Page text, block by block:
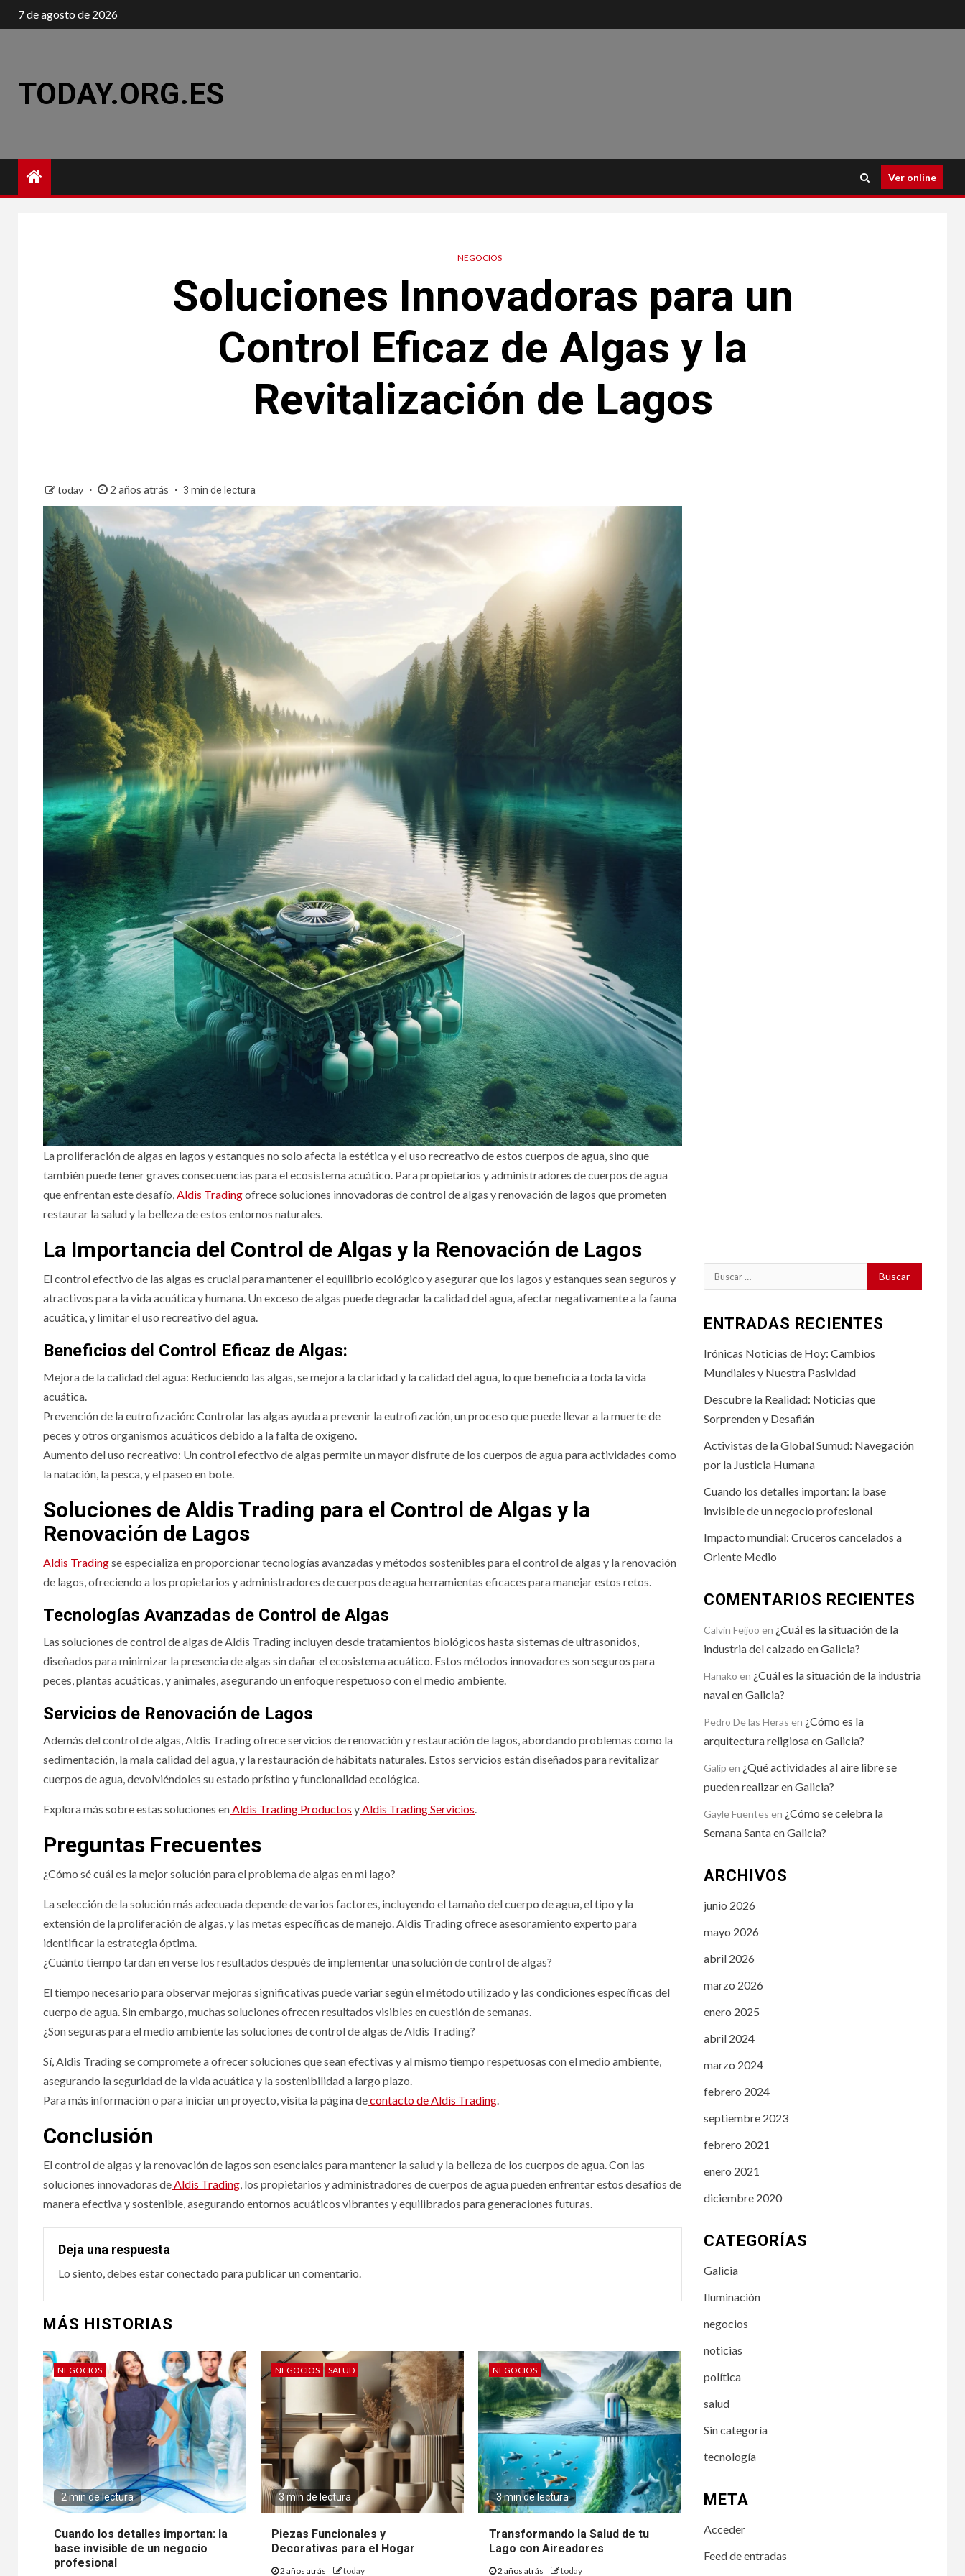
Saltar
al
7 de agosto de 2026
TODAY.ORG.ES
Ver online
NEGOCIOS
Soluciones Innovadoras para un
Control Eficaz de Algas y la
Revitalización de Lagos
today 2 años atrás 3 min de lectura
La proliferación de algas en lagos y estanques no solo afecta la estética y el uso recreativo de estos cuerpos de agua, sino que
también puede tener graves consecuencias para el ecosistema acuático. Para propietarios y administradores de cuerpos de agua
que enfrentan este desafío, Aldis Tradingofrece soluciones innovadoras de control de algas y renovación de lagos que prometen
restaurar la salud y la belleza de estos entornos naturales.
La Importancia del Control de Algas y la Renovación de Lagos
El control efectivo de las algas es crucial para mantener el equilibrio ecológico y asegurar que los lagos y estanques sean seguros y
atractivos para la vida acuática y humana. Un exceso de algas puede degradar la calidad del agua, afectar negativamente a la fauna
acuática, y limitar el uso recreativo del agua.
Beneficios del Control Eficaz de Algas:
Mejora de la calidad del agua: Reduciendo las algas, se mejora la claridad y la calidad del agua, lo que beneficia a toda la vida
acuática.
Prevención de la eutrofización: Controlar las algas ayuda a prevenir la eutrofización, un proceso que puede llevar a la muerte de
peces y otros organismos acuáticos debido a la falta de oxígeno.
Aumento del uso recreativo: Un control efectivo de algas permite un mayor disfrute de los cuerpos de agua para actividades como
la natación, la pesca, y el paseo en bote.
Soluciones de Aldis Trading para el Control de Algas y la
Renovación de Lagos
Aldis Tradingse especializa en proporcionar tecnologías avanzadas y métodos sostenibles para el control de algas y la renovación
de lagos, ofreciendo a los propietarios y administradores de cuerpos de agua herramientas eficaces para manejar estos retos.
Tecnologías Avanzadas de Control de Algas
Las soluciones de control de algas de Aldis Trading incluyen desde tratamientos biológicos hasta sistemas de ultrasonidos,
diseñados para minimizar la presencia de algas sin dañar el ecosistema acuático. Estos métodos innovadores son seguros para
peces, plantas acuáticas, y animales, asegurando un enfoque respetuoso con el medio ambiente.
Servicios de Renovación de Lagos
Además del control de algas, Aldis Trading ofrece servicios de renovación y restauración de lagos, abordando problemas como la
sedimentación, la mala calidad del agua, y la restauración de hábitats naturales. Estos servicios están diseñados para revitalizar
cuerpos de agua, devolviéndoles su estado prístino y funcionalidad ecológica.
Explora más sobre estas soluciones en Aldis Trading Productos y Aldis Trading Servicios
Preguntas Frecuentes
¿Cómo sé cuál es la mejor solución para el problema de algas en mi lago?
La selección de la solución más adecuada depende de varios factores, incluyendo el tamaño del cuerpo de agua, el tipo y la
extensión de la proliferación de algas, y las metas específicas de manejo. Aldis Trading ofrece asesoramiento experto para
identificar la estrategia óptima.
¿Cuánto tiempo tardan en verse los resultados después de implementar una solución de control de algas?
El tiempo necesario para observar mejoras significativas puede variar según el método utilizado y las condiciones específicas del
cuerpo de agua. Sin embargo, muchas soluciones ofrecen resultados visibles en cuestión de semanas.
¿Son seguras para el medio ambiente las soluciones de control de algas de Aldis Trading?
Sí, Aldis Trading se compromete a ofrecer soluciones que sean efectivas y al mismo tiempo respetuosas con el medio ambiente,
asegurando la seguridad de la vida acuática y la sostenibilidad a largo plazo.
Para más información o para iniciar un proyecto, visita la página decontacto de Aldis Trading
Conclusión
El control de algas y la renovación de lagos son esenciales para mantener la salud y la belleza de los cuerpos de agua. Con las
soluciones innovadoras de Aldis Trading , los propietarios y administradores de cuerpos de agua pueden enfrentar estos desafíos de
manera efectiva y sostenible, asegurando entornos acuáticos vibrantes y equilibrados para generaciones futuras.
Deja una respuesta
Lo siento, debes estarconectado para publicar un comentario.
MÁS HISTORIAS
NEGOCIOS
2 min de lectura
Cuando los detalles importan: la
base invisible de un negocio
profesional
NEGOCIOS SALUD
3 min de lectura
Piezas Funcionales y
Decorativas para el Hogar
2 años atrás today
NEGOCIOS
3 min de lectura
Transformando la Salud de tu
Lago con Aireadores
2 años atrás today
Buscar:
ENTRADAS RECIENTES
Irónicas Noticias de Hoy: Cambios
Mundiales y Nuestra Pasividad
Descubre la Realidad: Noticias que
Sorprenden y Desafián
Activistas de la Global Sumud: Navegación
por la Justicia Humana
Cuando los detalles importan: la base
invisible de un negocio profesional
Impacto mundial: Cruceros cancelados a
Oriente Medio
COMENTARIOS RECIENTES
Calvin Feijoo en ¿Cuál es la situación de la
industria del calzado en Galicia?
Hanako en ¿Cuál es la situación de la industria
naval en Galicia?
Pedro De las Heras en ¿Cómo es la
arquitectura religiosa en Galicia?
Galip en ¿Qué actividades al aire libre se
pueden realizar en Galicia?
Gayle Fuentes en ¿Cómo se celebra la
Semana Santa en Galicia?
ARCHIVOS
junio 2026
mayo 2026
abril 2026
marzo 2026
enero 2025
abril 2024
marzo 2024
febrero 2024
septiembre 2023
febrero 2021
enero 2021
diciembre 2020
CATEGORÍAS
Galicia
Iluminación
negocios
noticias
política
salud
Sin categoría
tecnología
META
Acceder
Feed de entradas